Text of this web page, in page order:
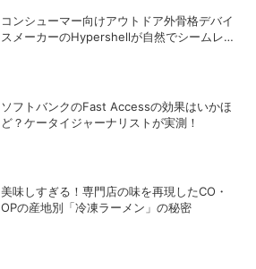
コンシューマー向けアウトドア外骨格デバイ
スメーカーのHypershellが自然でシームレ
ソフトバンクのFast Accessの効果はいかほ
ど？ケータイジャーナリストが実測！
美味しすぎる！専門店の味を再現したCO・
OPの産地別「冷凍ラーメン」の秘密